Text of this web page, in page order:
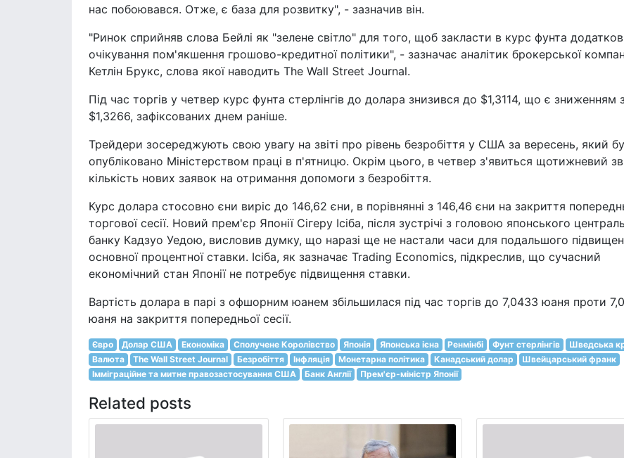
нас побоювався. Отже, є база для розвитку", - зазначив він.
"Ринок сприйняв слова Бейлі як "зелене світло" для того, щоб закласти в курс фунта
очікування пом'якшення грошово-кредитної політики", - зазначає аналітик брокерської
Кетлін Брукс, слова якої наводить The Wall Street Journal.
Під час торгів у четвер курс фунта стерлінгів до долара знизився до $1,3114, що є зниженням
$1,3266, зафіксованих днем раніше.
Трейдери зосереджують свою увагу на звіті про рівень безробіття у США за вересень, який
опубліковано Міністерством праці в п'ятницю. Окрім цього, в четвер з'явиться щотижневий
кількість нових заявок на отримання допомоги з безробіття.
Курс долара стосовно єни виріс до 146,62 єни, в порівнянні з 146,46 єни на закриття
торгової сесії. Новий прем'єр Японії Сігеру Ісіба, після зустрічі з головою японського
банку Кадзуо Уедою, висловив думку, що наразі ще не настали часи для подальшого
основної процентної ставки. Ісіба, як зазначає Trading Economics, підкреслив, що сучасний
економічний стан Японії не потребує підвищення ставки.
Вартість долара в парі з офшорним юанем збільшилася під час торгів до 7,0433 юаня проти
юаня на закриття попередньої сесії.
Євро Долар США Економіка Сполучене Королівство Японія Японська ієна Ренмінбі Фунт стерлінгів
Шведська
Валюта
The Wall Street Journal Безробіття Інфляція Монетарна політика Канадський долар
Швейцарський франк
Імміграційне та митне правозастосування США
Банк Англії Прем'єр-міністр Японії
Related posts